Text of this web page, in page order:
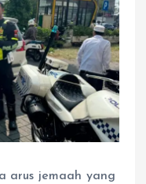
arus jemaah yang